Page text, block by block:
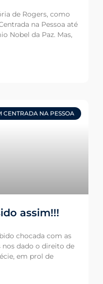
de Rogers, como
na Pessoa até
Nobel da Paz. Mas,
CENTRADA NA PESSOA
assim!!!
chocada com as
nos dado o direito de
em prol de